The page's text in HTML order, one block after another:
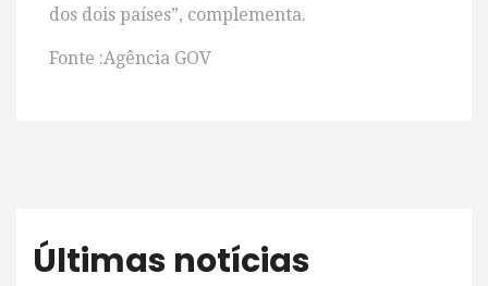
dos dois países”, complementa.
Fonte :Agência GOV
Últimas notícias